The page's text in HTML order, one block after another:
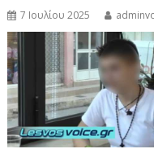
7 Ιουλίου 2025